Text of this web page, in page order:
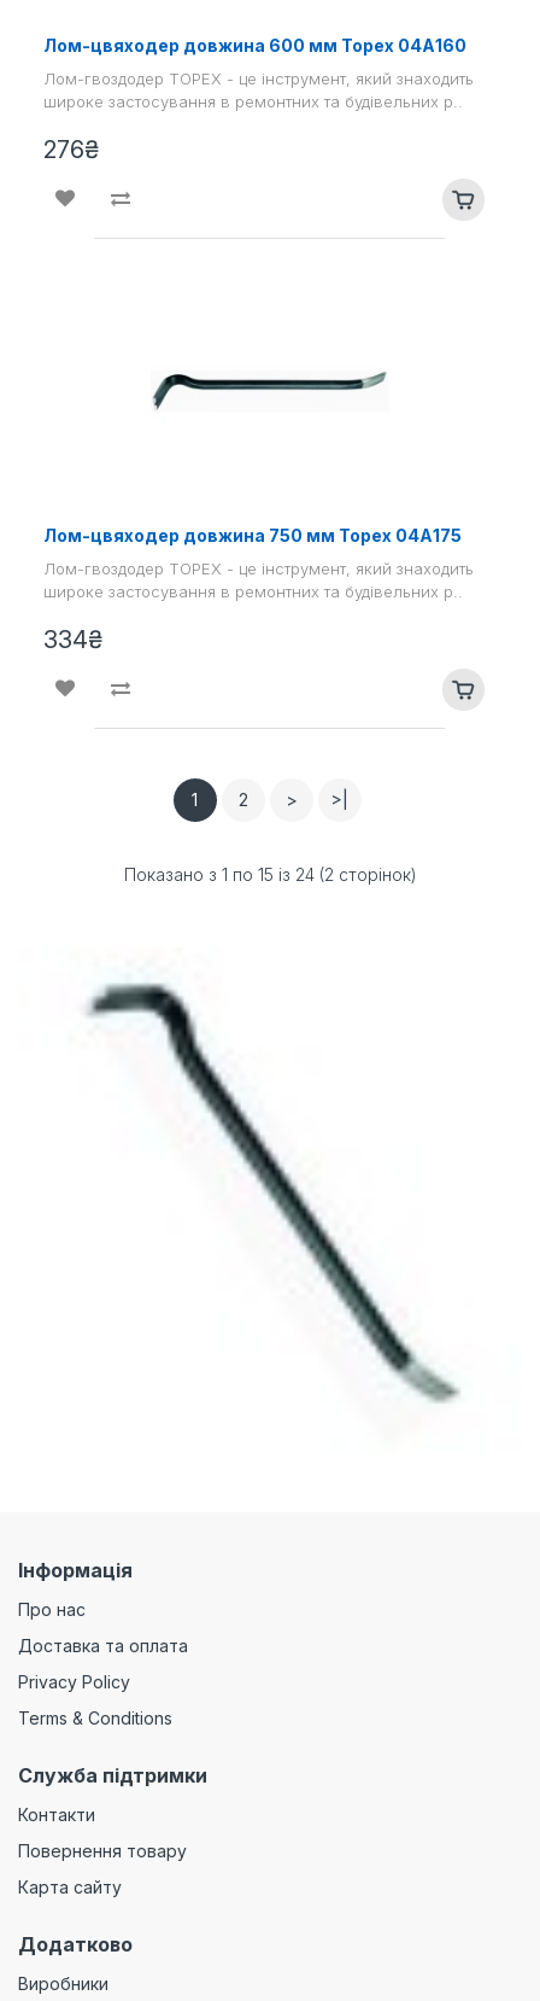
Лом-цвяходер довжина 600 мм Topex 04А160
Лом-гвоздодер TOPEX - це інструмент, який знаходить
широке застосування в ремонтних та будівельних р..
276₴
Лом-цвяходер довжина 750 мм Topex 04А175
Лом-гвоздодер TOPEX - це інструмент, який знаходить
широке застосування в ремонтних та будівельних р..
334₴
1 2 > >|
Показано з 1 по 15 із 24 (2 сторінок)
Інформація
Про нас
Доставка та оплата
Privacy Policy
Terms & Conditions
Служба підтримки
Контакти
Повернення товару
Карта сайту
Додатково
Виробники